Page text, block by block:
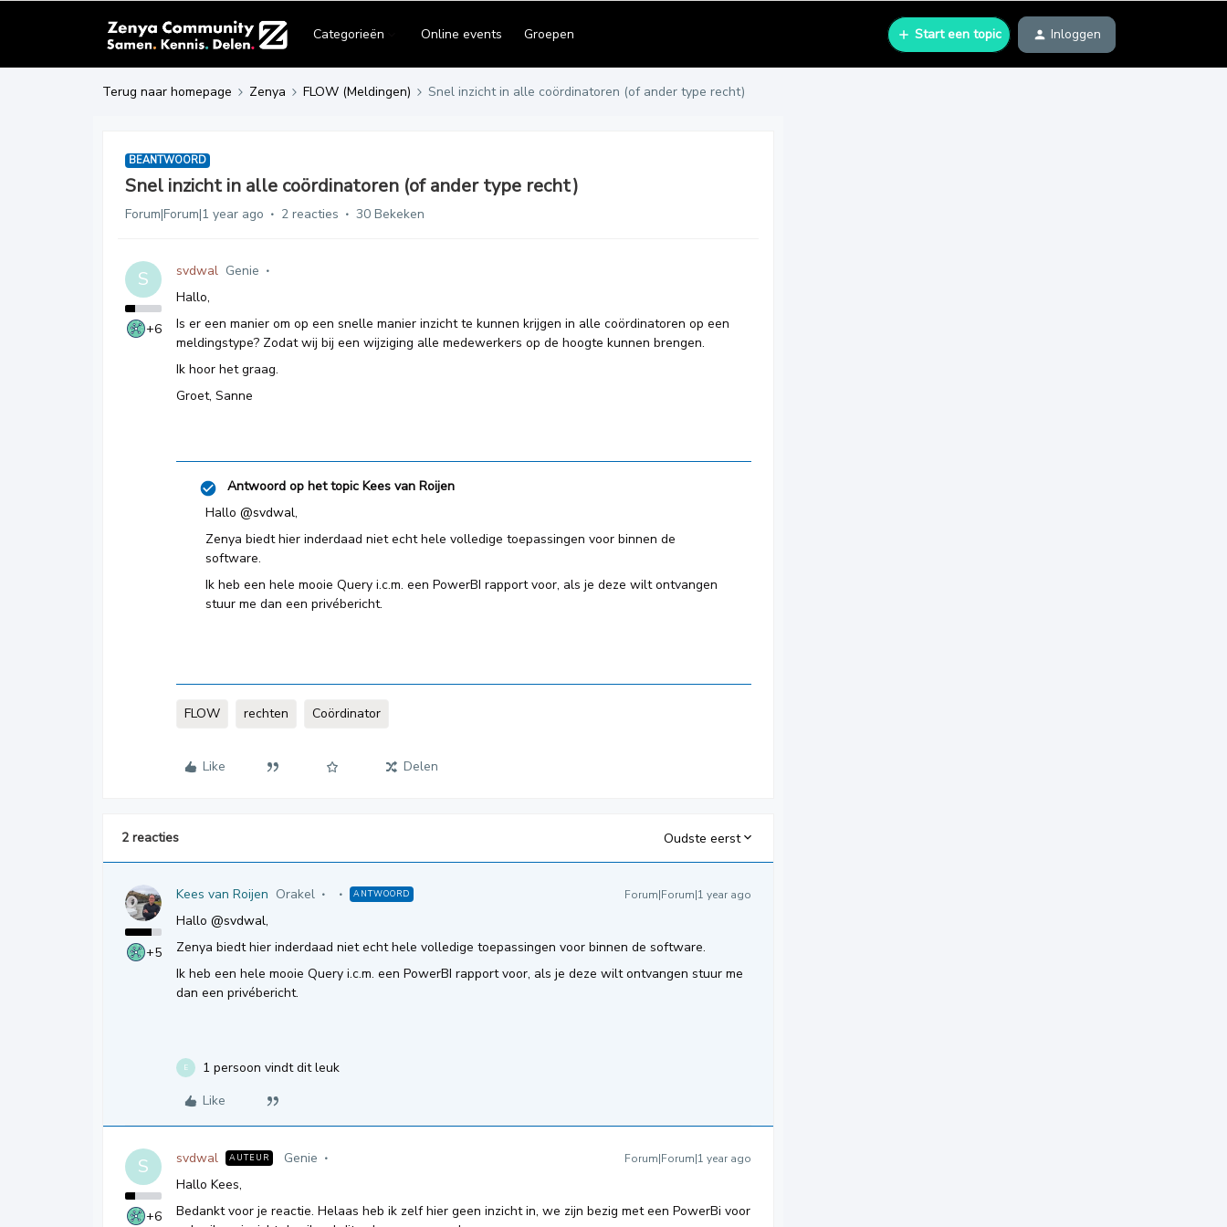
Categorieën Online events Groepen Start een topic Inloggen
Terug naar homepage Zenya FLOW (Meldingen) Snel inzicht in alle coördinatoren (of ander type recht)
BEANTWOORD
Snel inzicht in alle coördinatoren (of ander type recht)
Forum|Forum|1 year ago 2 reacties 30 Bekeken
S
+6
svdwal Genie
Hallo,
Is er een manier om op een snelle manier inzicht te kunnen krijgen in alle coördinatoren op een
meldingstype? Zodat wij bij een wijziging alle medewerkers op de hoogte kunnen brengen.
Ik hoor het graag.
Groet, Sanne
Antwoord op het topic Kees van Roijen
Hallo ​ @svdwal,
Zenya biedt hier inderdaad niet echt hele volledige toepassingen voor binnen de
software.
Ik heb een hele mooie Query i.c.m. een PowerBI rapport voor, als je deze wilt ontvangen
stuur me dan een privébericht.
FLOW rechten Coördinator
Like Delen
2 reacties Oudste eerst
+5
Kees van Roijen Orakel ANTWOORD Forum|Forum|1 year ago
Hallo ​ @svdwal,
Zenya biedt hier inderdaad niet echt hele volledige toepassingen voor binnen de software.
Ik heb een hele mooie Query i.c.m. een PowerBI rapport voor, als je deze wilt ontvangen stuur me
dan een privébericht.
E
1 persoon vindt dit leuk
Like
S
+6
svdwal AUTEUR Genie Forum|Forum|1 year ago
Hallo Kees,
Bedankt voor je reactie. Helaas heb ik zelf hier geen inzicht in, we zijn bezig met een PowerBi voor